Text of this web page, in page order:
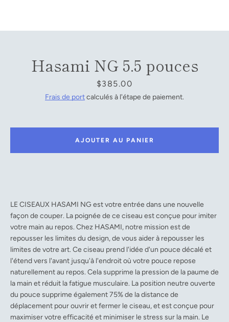
FacebookYouTube
Hasami NG 5.5 pouces
Prix
$385.00
Frais de portcalculés à l'étape de paiement.
LE CISEAUX HASAMI NG est votre entrée dans une nouvelle
façon de couper. La poignée de ce ciseau est conçue pour imiter
votre main au repos. Chez HASAMI, notre mission est de
repousser les limites du design, de vous aider à repousser les
limites de votre art. Ce ciseau prend l'idée d'un pouce décalé et
l'étend vers l'avant jusqu'à l'endroit où votre pouce repose
naturellement au repos. Cela supprime la pression de la paume de
la main et réduit la fatigue musculaire. La position neutre ouverte
du pouce supprime également 75% de la distance de
déplacement pour ouvrir et fermer le ciseau, et est conçue pour
maximiser votre efficacité et minimiser le stress sur la main. Le
AJOUTER AU PANIER